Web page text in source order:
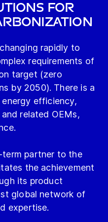
for
rapidly to
requirements of
target (zero
by 2050). There is a
efficiency,
related OEMs,
partner to the
the achievement
its product
global network of
expertise.